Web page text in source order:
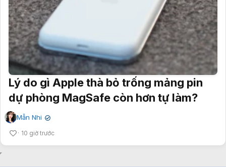
Lý do gì Apple thà bỏ trống mảng pin
dự phòng MagSafe còn hơn tự làm?
Mẫn Nhi ✔
10 giờ trước